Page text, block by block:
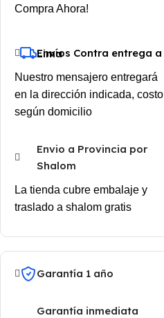
Compra Ahora!
Envíos Contra entrega a Lima
Nuestro mensajero entregará
en la dirección indicada, costo
según domicilio
Envio a Provincia por
Shalom
La tienda cubre embalaje y
traslado a shalom gratis
Garantía 1 año
Garantía inmediata